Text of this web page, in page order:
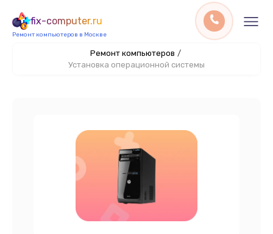
fix-computer.ru
Ремонт компьютеров в Москве
Ремонт компьютеров /
Установка операционной системы